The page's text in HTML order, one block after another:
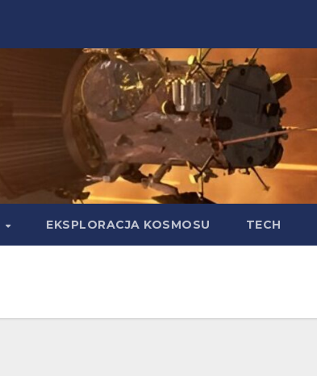
EKSPLORACJA KOSMOSU TECH